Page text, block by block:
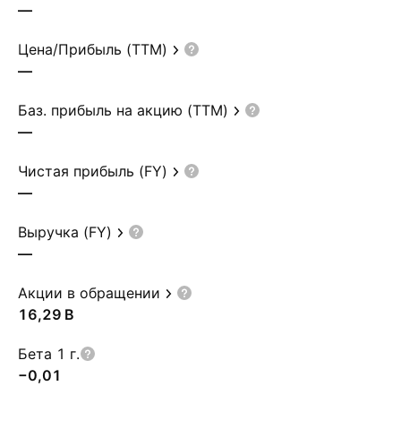
—
Цена/Прибыль (TTM)
—
Баз. прибыль на акцию (TTM)
—
Чистая прибыль (FY)
—
Выручка (FY)
—
Акции в обращении
‪16,29 B‬
Бета 1 г.
−0,01